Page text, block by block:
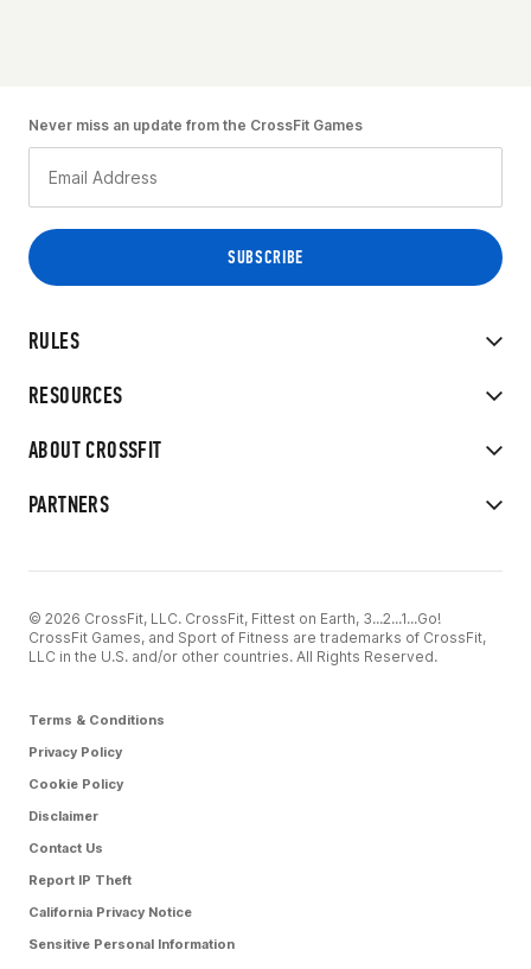
RULES
RESOURCES
ABOUT CROSSFIT
PARTNERS
Never miss an update from the CrossFit Games
© 2026 CrossFit, LLC. CrossFit, Fittest on Earth, 3...2...1...Go!
CrossFit Games, and Sport of Fitness are trademarks of CrossFit,
LLC in the U.S. and/or other countries. All Rights Reserved.
Terms & Conditions
Privacy Policy
Cookie Policy
Disclaimer
Contact Us
Report IP Theft
California Privacy Notice
Sensitive Personal Information